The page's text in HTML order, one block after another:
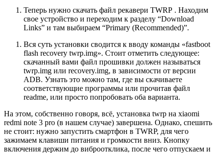
Теперь нужно скачать файл рекавери TWRP . Находим
свое устройство и переходим к разделу “Download
Links” и там выбираем “Primary (Recommended)”.
Вся суть установки сводится к вводу команды «fastboot
flash recovery twrp.img». Стоит отметить следующее:
скачанный вами файл прошивки должен называться
twrp.img или recovery.img, в зависимости от версии
ADB. Узнать это можно там, где вы скачиваете
соответствующие программы или прочитав файл
readme, или просто попробовать оба варианта.
На этом, собственно говоря, всё, установка twrp на xiaomi
redmi note 3 pro (в нашем случае) завершена. Однако, спешить
не стоит: нужно запустить смартфон в TWRP, для чего
зажимаем клавиши питания и громкости вниз. Кнопку
включения держим до виброотклика, после чего отпускаем и